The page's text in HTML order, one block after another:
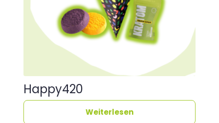
Happy420
Weiterlesen